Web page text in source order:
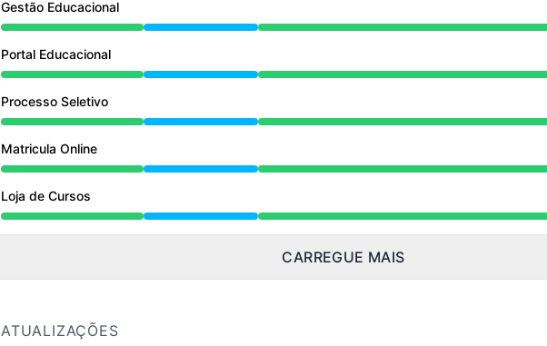
Gestão Educacional
Manutenção undefined 5:00 AM para 9:00 AM
Portal Educacional
Manutenção undefined 5:00 AM para 9:00 AM
Processo Seletivo
Manutenção undefined 5:00 AM para 9:00 AM
Matricula Online
Manutenção undefined 5:00 AM para 9:00 AM
Loja de Cursos
Manutenção undefined 5:00 AM para 9:00 AM
CARREGUE MAIS
ATUALIZAÇÕES